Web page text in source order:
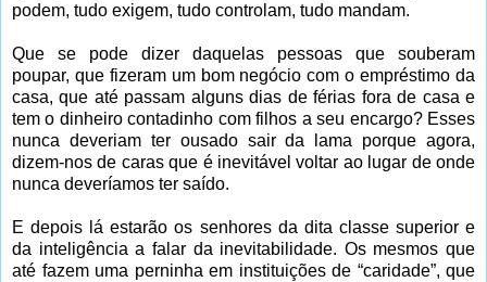
podem, tudo exigem, tudo controlam, tudo mandam.
Que se pode dizer daquelas pessoas que souberam
poupar, que fizeram um bom negócio com o empréstimo da
casa, que até passam alguns dias de férias fora de casa e
tem o dinheiro contadinho com filhos a seu encargo? Esses
nunca deveriam ter ousado sair da lama porque agora,
dizem-nos de caras que é inevitável voltar ao lugar de onde
nunca deveríamos ter saído.
E depois lá estarão os senhores da dita classe superior e
da inteligência a falar da inevitabilidade. Os mesmos que
até fazem uma perninha em instituições de “caridade”, que